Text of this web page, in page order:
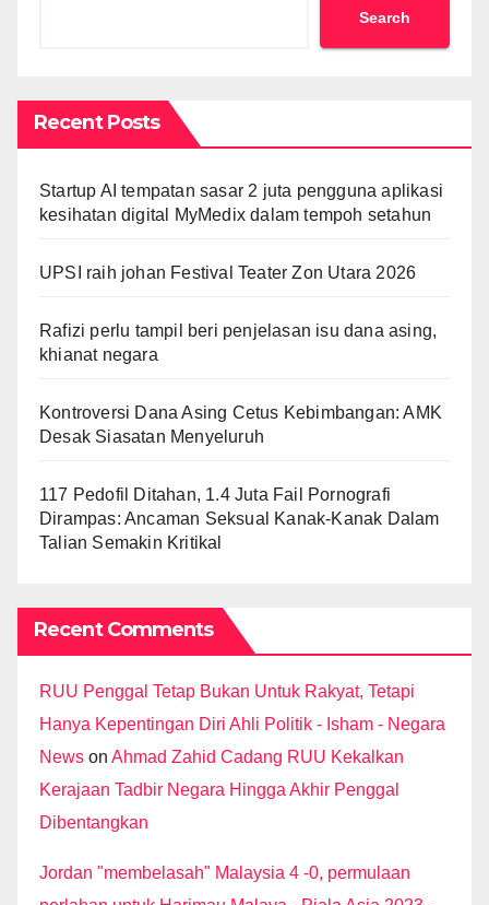
Search
Recent Posts
Startup AI tempatan sasar 2 juta pengguna aplikasi
kesihatan digital MyMedix dalam tempoh setahun
UPSI raih johan Festival Teater Zon Utara 2026
Rafizi perlu tampil beri penjelasan isu dana asing,
khianat negara
Kontroversi Dana Asing Cetus Kebimbangan: AMK
Desak Siasatan Menyeluruh
117 Pedofil Ditahan, 1.4 Juta Fail Pornografi
Dirampas: Ancaman Seksual Kanak-Kanak Dalam
Talian Semakin Kritikal
Recent Comments
RUU Penggal Tetap Bukan Untuk Rakyat, Tetapi
Hanya Kepentingan Diri Ahli Politik - Isham - Negara
News on Ahmad Zahid Cadang RUU Kekalkan
Kerajaan Tadbir Negara Hingga Akhir Penggal
Dibentangkan
Jordan "membelasah" Malaysia 4 -0, permulaan